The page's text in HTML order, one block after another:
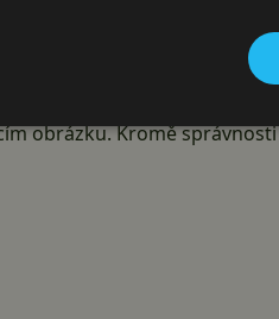
bezchybnému vyplnění
přestože jsou všechny
obrázku. Kromě